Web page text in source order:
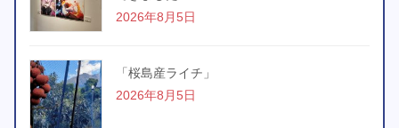
2026年8月5日
「桜島産ライチ」
2026年8月5日